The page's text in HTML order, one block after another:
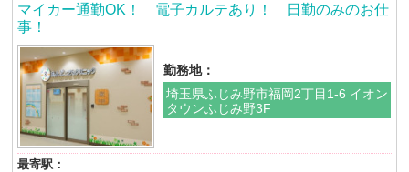
マイカー通勤OK！ 電子カルテあり！ 日勤のみのお仕
事！
勤務地：
埼玉県ふじみ野市福岡2丁目1-6 イオン
タウンふじみ野3F
最寄駅：